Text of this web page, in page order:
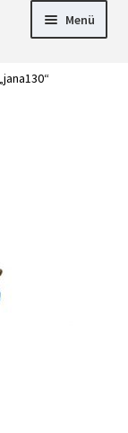
Menü
►